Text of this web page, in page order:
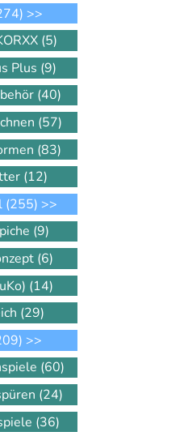
>>
(5)
Plus (9)
(40)
(57)
(83)
(12)
(255) >>
(9)
(6)
(14)
(29)
>>
(60)
(24)
(36)